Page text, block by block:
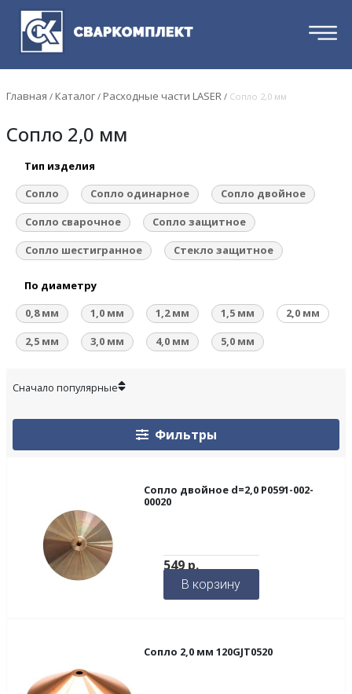
Главная / Каталог / Расходные части LASER / Сопло 2,0 мм
Сопло 2,0 мм
Тип изделия
Сопло
Сопло одинарное
Сопло двойное
Сопло сварочное
Сопло защитное
Сопло шестигранное
Стекло защитное
По диаметру
0,8 мм
1,0 мм 1,2 мм 1,5 мм
2,0 мм
2,5 мм
3,0 мм 4,0 мм 5,0 мм
Фильтры
Сопло двойное d=2,0 P0591-002-
00020
549р.
В корзину
Сопло 2,0 мм 120GJT0520